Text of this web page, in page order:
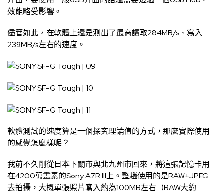
效能略受影響。
儘管如此，在軟體上還是測出了最高讀取284MB/s、寫入
239MB/s左右的速度。
軟體測試的速度算是一個探究理論值的方式，那麼實際使用
的感覺怎麼樣呢？
我前不久剛從日本下關市與北九州市回來，將這張記憶卡用
在4200萬畫素的Sony A7R III上。整趟使用的是RAW+JPEG
去拍攝，大概單張照片寫入約為100MB左右（RAW大約